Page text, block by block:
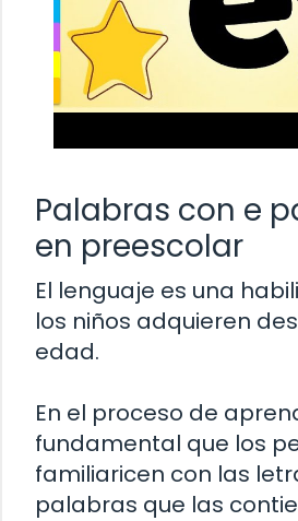
Palabras con e
en preescolar
El lenguaje es una
los niños adquieren
edad.
En el proceso de
fundamental que los
familiaricen con las
palabras que las